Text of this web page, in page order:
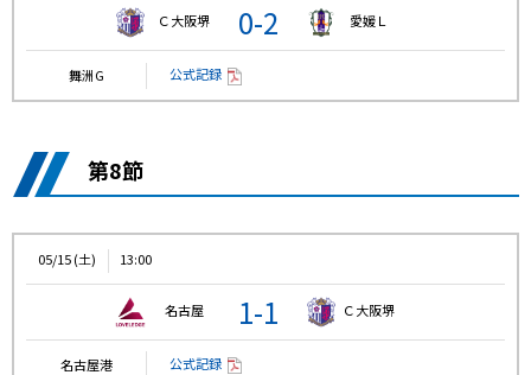
Ｃ大阪堺 0-2 愛媛Ｌ
舞洲G 公式記録
第8節
05/15 (土) 13:00
名古屋 1-1 Ｃ大阪堺
名古屋港 公式記録